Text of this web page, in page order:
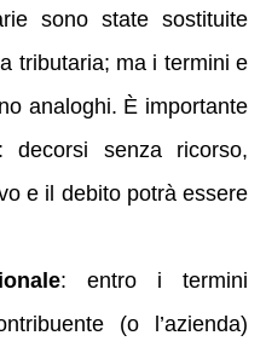
sono state sostituite
tributaria; ma i termini e
analoghi. È importante
decorsi senza ricorso,
e il debito potrà essere
: entro i termini
(o l’azienda)